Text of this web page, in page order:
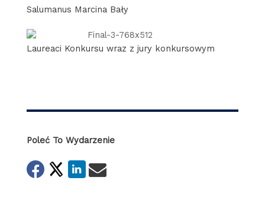
Salumanus Marcina Bały
Laureaci Konkursu wraz z jury konkursowym
Poleć To Wydarzenie